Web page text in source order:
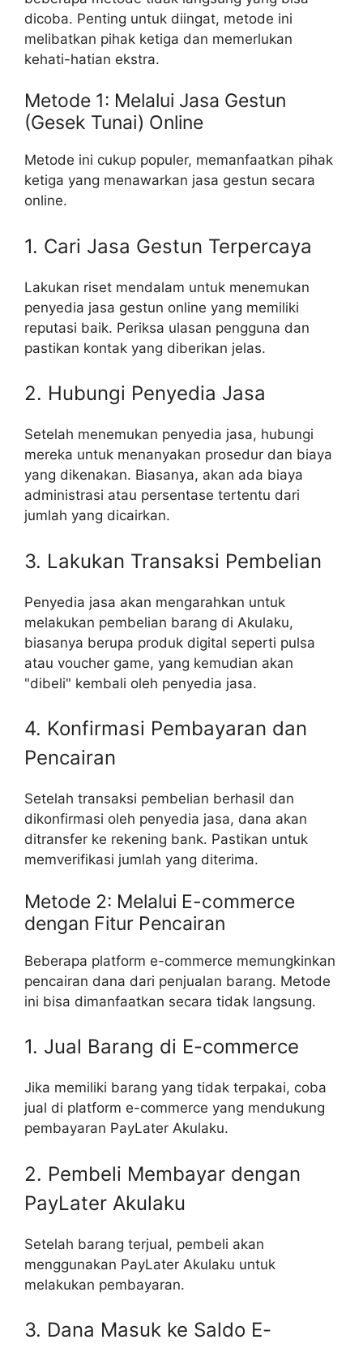
dicoba. Penting untuk diingat, metode ini
melibatkan pihak ketiga dan memerlukan
kehati-hatian ekstra.
Metode 1: Melalui Jasa Gestun
(Gesek Tunai) Online
Metode ini cukup populer, memanfaatkan pihak
ketiga yang menawarkan jasa gestun secara
online.
1. Cari Jasa Gestun Terpercaya
Lakukan riset mendalam untuk menemukan
penyedia jasa gestun online yang memiliki
reputasi baik. Periksa ulasan pengguna dan
pastikan kontak yang diberikan jelas.
2. Hubungi Penyedia Jasa
Setelah menemukan penyedia jasa, hubungi
mereka untuk menanyakan prosedur dan biaya
yang dikenakan. Biasanya, akan ada biaya
administrasi atau persentase tertentu dari
jumlah yang dicairkan.
3. Lakukan Transaksi Pembelian
Penyedia jasa akan mengarahkan untuk
melakukan pembelian barang di Akulaku,
biasanya berupa produk digital seperti pulsa
atau voucher game, yang kemudian akan
"dibeli" kembali oleh penyedia jasa.
4. Konfirmasi Pembayaran dan
Pencairan
Setelah transaksi pembelian berhasil dan
dikonfirmasi oleh penyedia jasa, dana akan
ditransfer ke rekening bank. Pastikan untuk
memverifikasi jumlah yang diterima.
Metode 2: Melalui E-commerce
dengan Fitur Pencairan
Beberapa platform e-commerce memungkinkan
pencairan dana dari penjualan barang. Metode
ini bisa dimanfaatkan secara tidak langsung.
1. Jual Barang di E-commerce
Jika memiliki barang yang tidak terpakai, coba
jual di platform e-commerce yang mendukung
pembayaran PayLater Akulaku.
2. Pembeli Membayar dengan
PayLater Akulaku
Setelah barang terjual, pembeli akan
menggunakan PayLater Akulaku untuk
melakukan pembayaran.
3. Dana Masuk ke Saldo E-